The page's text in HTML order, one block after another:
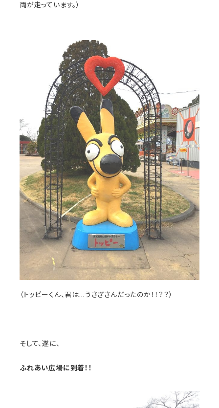
両が走っています。）
（トッピーくん、君は…うさぎさんだったのか！！？？）
そして、遂に、
ふれあい広場に到着！！